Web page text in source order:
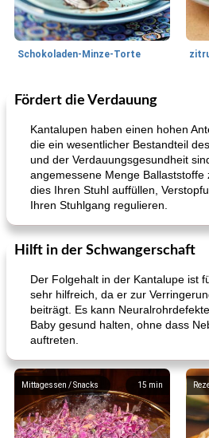
Schokoladen-Minze-Torte
495min
Salsas
Flank Steak Salsa-Stil gezogen
Fördert die Verdauung
Kantalupen haben einen hohen
die ein wesentlicher Bestandteil
und der Verdauungsgesundheit
angemessene Menge Ballaststoffe
dies Ihren Stuhl auffüllen,
Ihren Stuhlgang regulieren.
Hilft in der Schwangerschaft
Der Folgehalt in der Kantalupe ist
sehr hilfreich, da er zur
beiträgt. Es kann
Baby gesund halten, ohne dass
auftreten.
15 min
Mittagessen / Snacks